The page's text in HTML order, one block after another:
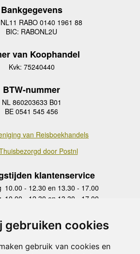
gebruiken cookies
gebruik van cookies en
Bankgegevens
RABO 0140 1961 88
BIC: RABONL2U
van Koophandel
Kvk: 75240440
BTW-nummer
NL 860203633 B01
BE 0541 545 456
van Reisboekhandels
door Postnl
klantenservice
10.00 - 12.30 en 13.30 - 17.00
10.00 - 12.30 en 13.30 - 17.00
10.00 - 12.30 en 13.30 - 17.00
10.00 - 12.30 en 13.30 - 17.00
Zaterdag
gesloten